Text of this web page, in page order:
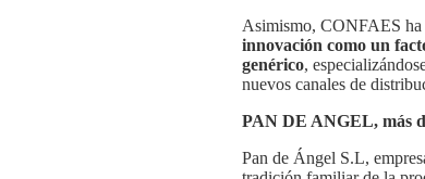
Asimismo, CONFAES ha
innovación como un
genérico,
nuevos canales de
PAN DE ANGEL, más
Pan de Ángel S.L,